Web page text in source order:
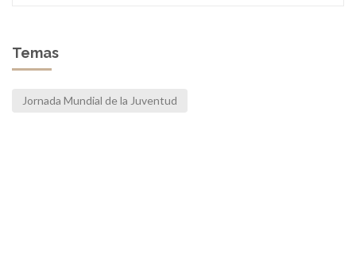
Temas
Jornada Mundial de la Juventud